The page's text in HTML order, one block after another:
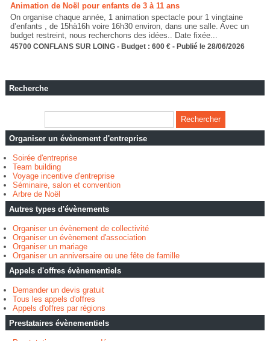
Animation de Noël pour enfants de 3 à 11 ans
On organise chaque année, 1 animation spectacle pour 1 vingtaine
d’enfants , de 15hà16h voire 16h30 environ, dans une salle. Avec un
budget restreint, nous recherchons des idées.. Date fixée...
45700 CONFLANS SUR LOING - Budget : 600 € - Publié le 28/06/2026
Recherche
Organiser un évènement d'entreprise
Soirée d'entreprise
Team building
Voyage incentive d'entreprise
Séminaire, salon et convention
Arbre de Noël
Autres types d'évènements
Organiser un évènement de collectivité
Organiser un évènement d'association
Organiser un mariage
Organiser un anniversaire ou une fête de famille
Appels d'offres évènementiels
Demander un devis gratuit
Tous les appels d'offres
Appels d'offres par régions
Prestataires évènementiels